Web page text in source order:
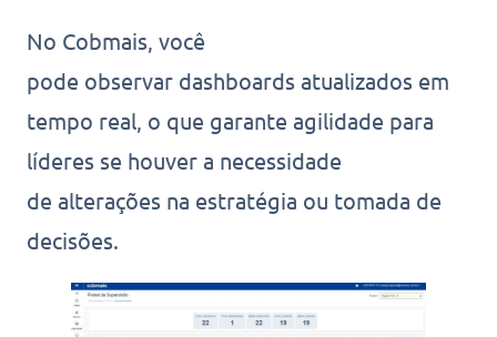
No Cobmais, você
pode observar dashboards atualizados em
tempo real, o que garante agilidade para
líderes se houver a necessidade
de alterações na estratégia ou tomada de
decisões.